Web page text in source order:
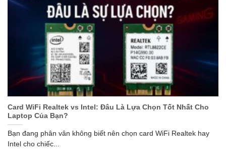
Card WiFi Realtek vs Intel: Đâu Là Lựa Chọn Tốt Nhất Cho
Laptop Của Bạn?
Bạn đang phân vân không biết nên chọn card WiFi Realtek hay
Intel cho chiếc...